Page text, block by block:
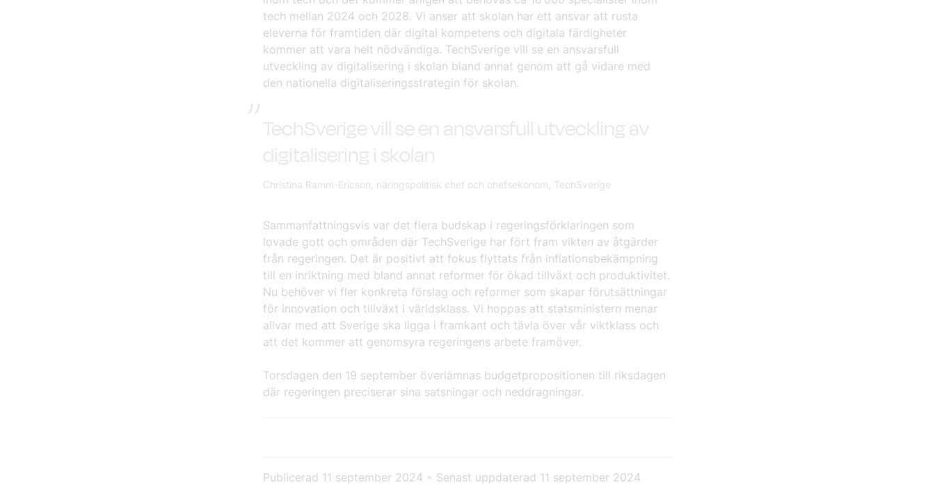
tech mellan 2024 och 2028. Vi anser att skolan har ett ansvar att rusta
eleverna för framtiden där digital kompetens och digitala färdigheter
kommer att vara helt nödvändiga. TechSverige vill se en ansvarsfull
utveckling av digitalisering i skolan bland annat genom att gå vidare med
den nationella digitaliseringsstrategin för skolan.
TechSverige vill se en ansvarsfull utveckling av
digitalisering i skolan
Christina Ramm-Ericson, näringspolitisk chef och chefsekonom, TechSverige
Sammanfattningsvis var det flera budskap i regeringsförklaringen som
lovade gott och områden där TechSverige har fört fram vikten av åtgärder
från regeringen. Det är positivt att fokus flyttats från inflationsbekämpning
till en inriktning med bland annat reformer för ökad tillväxt och produktivitet.
Nu behöver vi fler konkreta förslag och reformer som skapar förutsättningar
för innovation och tillväxt i världsklass. Vi hoppas att statsministern menar
allvar med att Sverige ska ligga i framkant och tävla över vår viktklass och
att det kommer att genomsyra regeringens arbete framöver.
Torsdagen den 19 september överlämnas budgetpropositionen till riksdagen
där regeringen preciserar sina satsningar och neddragningar.
Publicerad 11 september 2024 • Senast uppdaterad 11 september 2024